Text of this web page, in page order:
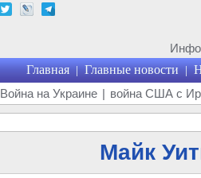
Главная | Главные новости |
Война на Украине | война США с
Майк